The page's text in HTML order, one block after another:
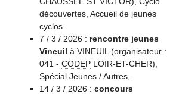
découvertes, Accueil de jeunes
cyclos
7 / 3 / 2026 : rencontre jeunes
Vineuil à VINEUIL (organisateur :
041 - CODEPLOIR-ET-CHER),
Spécial Jeunes / Autres,
14 / 3 / 2026 : concours